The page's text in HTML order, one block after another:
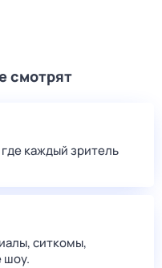
смотрят
каждый зритель
ситкомы,
шоу.